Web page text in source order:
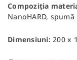
Compoziția
NanoHARD,
Dimensiuni: 200 x